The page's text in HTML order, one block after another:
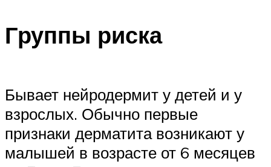
Группы риска
Бывает нейродермит у детей и у
взрослых. Обычно первые
признаки дерматита возникают у
малышей в возрасте от 6 месяцев